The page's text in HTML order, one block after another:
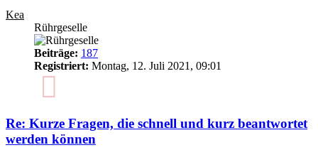
Kea
Rührgeselle
Beiträge: 187
Registriert: Montag, 12. Juli 2021, 09:01
Re: Kurze Fragen, die schnell und kurz beantwortet
werden können